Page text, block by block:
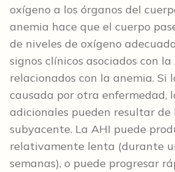
oxígeno a los órganos del
anemia hace que el cuerpo
de niveles de oxígeno
signos clínicos asociados con
relacionados con la anemia. Si
causada por otra enfermedad,
adicionales pueden resultar de
subyacente. La AHI puede
relativamente lenta (durante
semanas), o puede progresar